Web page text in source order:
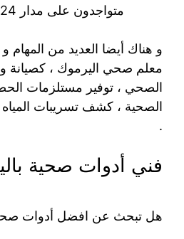
متواجدون على مدار 24 ساعة .
و هناك أيضا العديد من المهام و
معلم صحي اليرموك ، كصيانة
الصحي ، توفير مستلزمات
الصحية ، كشف تسريبات المياه
.
فني أدوات صحية
هل تبحث عن افضل أدوات